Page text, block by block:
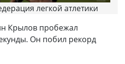
легкой атлетики
Крылов пробежал
Он побил рекорд